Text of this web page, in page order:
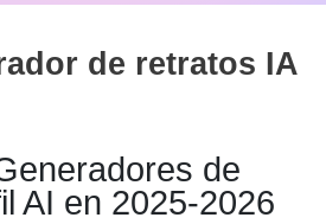
de retratos IA
de
AI en 2025-2026